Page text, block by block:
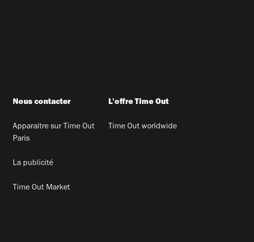
Nous contacter
Apparaitre sur Time Out
Paris
La publicité
Time Out Market
L'offre Time Out
Time Out worldwide